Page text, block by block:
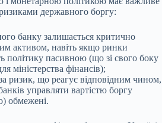
державного боргу:
банку залишається критично
активом, навіть якщо ринки
політику пасивною (що зі свого боку
міністерства фінансів);
за ризик, що реагує відповідним чином,
управляти вартістю боргу
обмежені.